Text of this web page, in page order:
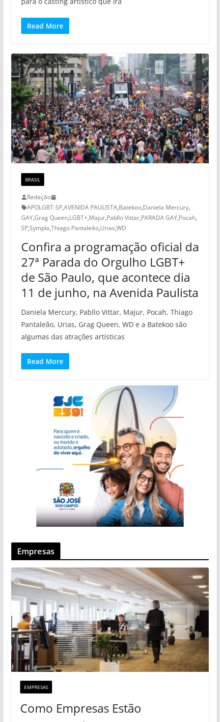
Read More
BRASIL
Redação
APOLGBT-SP,AVENIDA PAULISTA,Batekoo,Daniela Mercury,
GAY,Grag Queen,LGBT+,Majur,Pabllo Vittar,PARADA GAY,Pocah,
SP,Sympla,Thiago Pantaleão,Urias,WD
Confira a programação oficial da
27ª Parada do Orgulho LGBT+
de São Paulo, que acontece dia
11 de junho, na Avenida Paulista
Daniela Mercury, Pabllo Vittar, Majur, Pocah, Thiago
Pantaleão, Urias, Grag Queen, WD e a Batekoo são
algumas das atrações artísticas
Read More
Empresas
EMPRESAS
Como Empresas Estão